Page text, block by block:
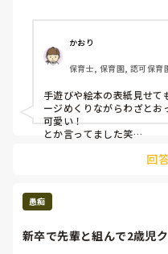
かおり
保育士, 保育園, 認可保育
手遊びや絵本の表紙見せ
ージめくりながらわざと
可愛い！
とか言ってました笑
見たい？みる？みんなで
子どもたちが先生何も言っ
まで待つ。5分、10分待つ。
ですかね。
回
愚痴
新卒で先輩と組んで2歳児